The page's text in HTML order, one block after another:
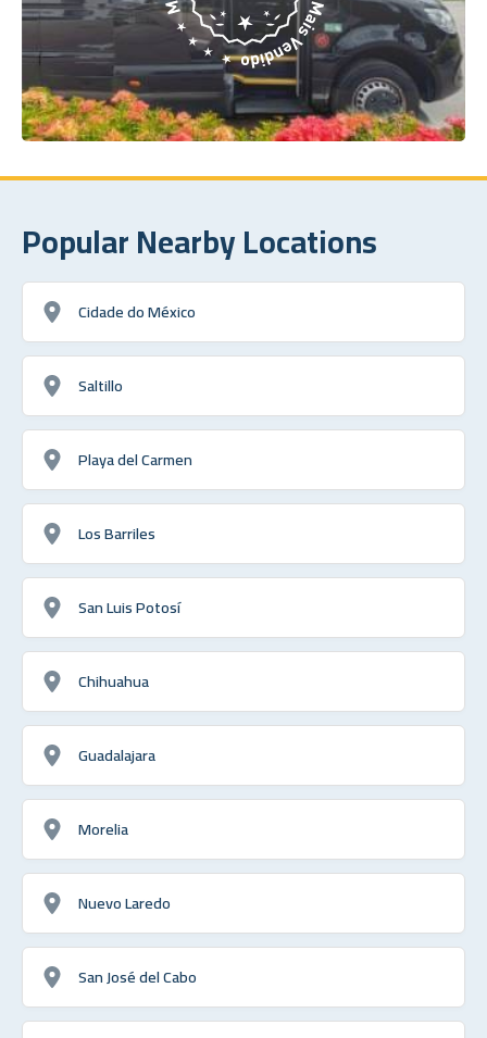
Popular Nearby Locations
Cidade do México
Saltillo
Playa del Carmen
Los Barriles
San Luis Potosí
Chihuahua
Guadalajara
Morelia
Nuevo Laredo
San José del Cabo